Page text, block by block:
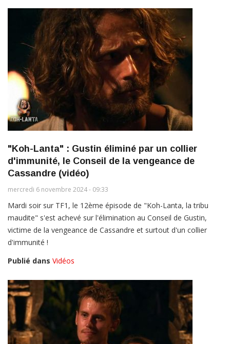
"Koh-Lanta" : Gustin éliminé par un collier
d'immunité, le Conseil de la vengeance de
Cassandre (vidéo)
mercredi 6 novembre 2024 - 09:33
Mardi soir sur TF1, le 12ème épisode de "Koh-Lanta, la tribu
maudite" s'est achevé sur l'élimination au Conseil de Gustin,
victime de la vengeance de Cassandre et surtout d'un collier
d'immunité !
Publié dans Vidéos